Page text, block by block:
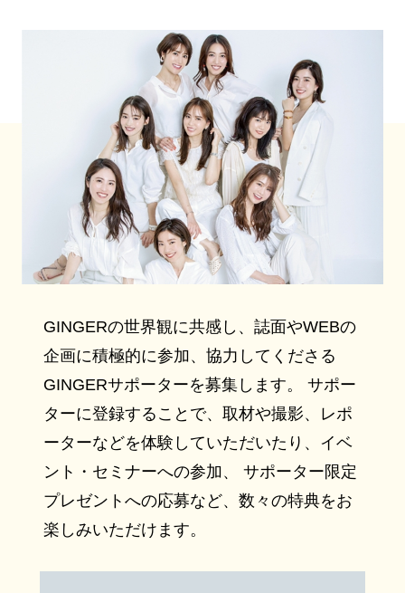
GINGERの世界観に共感し、誌面やWEBの
企画に積極的に参加、協力してくださる
GINGERサポーターを募集します。 サポー
ターに登録することで、取材や撮影、レポ
ーターなどを体験していただいたり、イベ
ント・セミナーへの参加、 サポーター限定
プレゼントへの応募など、数々の特典をお
楽しみいただけます。